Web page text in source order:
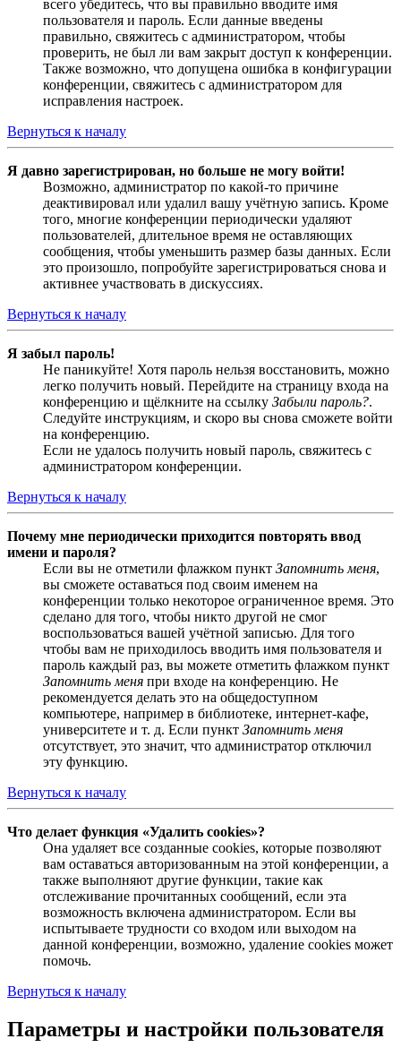
всего убедитесь, что вы правильно вводите имя
пользователя и пароль. Если данные введены
правильно, свяжитесь с администратором, чтобы
проверить, не был ли вам закрыт доступ к конференции.
Также возможно, что допущена ошибка в конфигурации
конференции, свяжитесь с администратором для
исправления настроек.
Вернуться к началу
Я давно зарегистрирован, но больше не могу войти!
Возможно, администратор по какой-то причине
деактивировал или удалил вашу учётную запись. Кроме
того, многие конференции периодически удаляют
пользователей, длительное время не оставляющих
сообщения, чтобы уменьшить размер базы данных. Если
это произошло, попробуйте зарегистрироваться снова и
активнее участвовать в дискуссиях.
Вернуться к началу
Я забыл пароль!
Не паникуйте! Хотя пароль нельзя восстановить, можно
легко получить новый. Перейдите на страницу входа на
конференцию и щёлкните на ссылку Забыли пароль?.
Следуйте инструкциям, и скоро вы снова сможете войти
на конференцию.
Если не удалось получить новый пароль, свяжитесь с
администратором конференции.
Вернуться к началу
Почему мне периодически приходится повторять ввод
имени и пароля?
Если вы не отметили флажком пункт Запомнить меня,
вы сможете оставаться под своим именем на
конференции только некоторое ограниченное время. Это
сделано для того, чтобы никто другой не смог
воспользоваться вашей учётной записью. Для того
чтобы вам не приходилось вводить имя пользователя и
пароль каждый раз, вы можете отметить флажком пункт
Запомнить меня при входе на конференцию. Не
рекомендуется делать это на общедоступном
компьютере, например в библиотеке, интернет-кафе,
университете и т. д. Если пункт Запомнить меня
отсутствует, это значит, что администратор отключил
эту функцию.
Вернуться к началу
Что делает функция «Удалить cookies»?
Она удаляет все созданные cookies, которые позволяют
вам оставаться авторизованным на этой конференции, а
также выполняют другие функции, такие как
отслеживание прочитанных сообщений, если эта
возможность включена администратором. Если вы
испытываете трудности со входом или выходом на
данной конференции, возможно, удаление cookies может
помочь.
Вернуться к началу
Параметры и настройки пользователя